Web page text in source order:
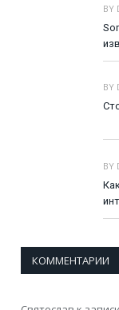
BY
BY
BY
КОММЕНТАРИИ